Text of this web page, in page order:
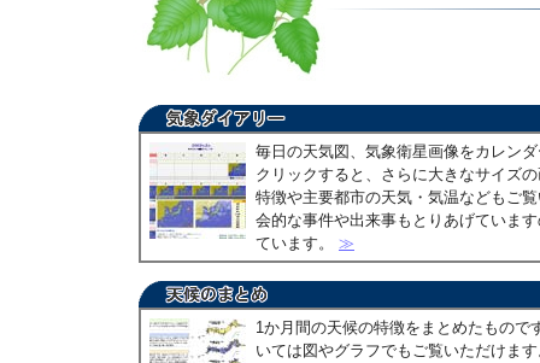
毎日の天気図、気象衛星画像をカレン
クリックすると、さらに大きなサイズ
特徴や主要都市の天気・気温などもご
会的な事件や出来事もとりあげていま
ています。 ≫
1か月間の天候の特徴をまとめたもので
いては図やグラフでもご覧いただけま